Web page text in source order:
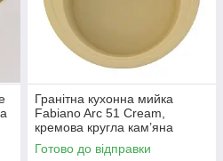
Гранітна кухонна мийка
Fabiano Arc 51 Cream,
кремова кругла кам’яна
Готово до відправки